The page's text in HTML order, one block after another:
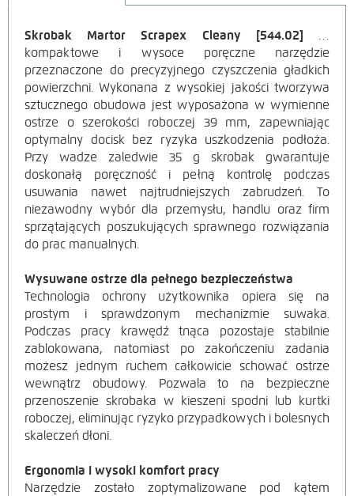
OPIS
PRODUKTU
Skrobak Martor Scrapex Cleany [544.02] to
kompaktowe i wysoce poręczne narzędzie
przeznaczone do precyzyjnego czyszczenia gładkich
powierzchni. Wykonana z wysokiej jakości tworzywa
sztucznego obudowa jest wyposażona w wymienne
ostrze o szerokości roboczej 39 mm, zapewniając
optymalny docisk bez ryzyka uszkodzenia podłoża.
Przy wadze zaledwie 35 g skrobak gwarantuje
doskonałą poręczność i pełną kontrolę podczas
usuwania nawet najtrudniejszych zabrudzeń. To
niezawodny wybór dla przemysłu, handlu oraz firm
sprzątających poszukujących sprawnego rozwiązania
do prac manualnych.
Wysuwane ostrze dla pełnego bezpieczeństwa
Technologia ochrony użytkownika opiera się na
prostym i sprawdzonym mechanizmie suwaka.
Podczas pracy krawędź tnąca pozostaje stabilnie
zablokowana, natomiast po zakończeniu zadania
możesz jednym ruchem całkowicie schować ostrze
wewnątrz obudowy. Pozwala to na bezpieczne
przenoszenie skrobaka w kieszeni spodni lub kurtki
roboczej, eliminując ryzyko przypadkowych i bolesnych
skaleczeń dłoni.
Ergonomia i wysoki komfort pracy
Narzędzie zostało zoptymalizowane pod kątem